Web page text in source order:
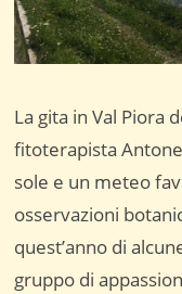
La gita in Val Piora
fitoterapista
sole e un meteo
osservazioni
quest’anno di
gruppo di